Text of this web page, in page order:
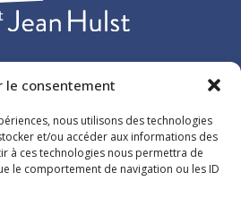
le consentement
nous utilisons des technologies
et/ou accéder aux informations des
à ces technologies nous permettra de
le comportement de navigation ou les ID
privé catholique situé à
au lycée.
Lattre de Tassigny